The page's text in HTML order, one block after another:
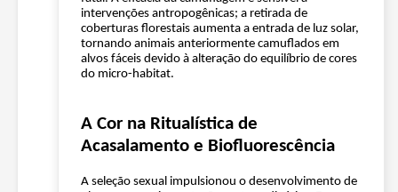
intervenções antropogênicas; a retirada de
coberturas florestais aumenta a entrada de luz solar,
tornando animais anteriormente camuflados em
alvos fáceis devido à alteração do equilíbrio de cores
do micro-habitat.
A Cor na Ritualística de
Acasalamento e Biofluorescência
A seleção sexual impulsionou o desenvolvimento de